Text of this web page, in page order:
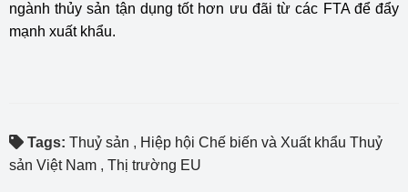
ngành thủy sản tận dụng tốt hơn ưu đãi từ các FTA để đẩy
mạnh xuất khẩu.
Tags: Thuỷ sản , Hiệp hội Chế biến và Xuất khẩu Thuỷ
sản Việt Nam , Thị trường EU